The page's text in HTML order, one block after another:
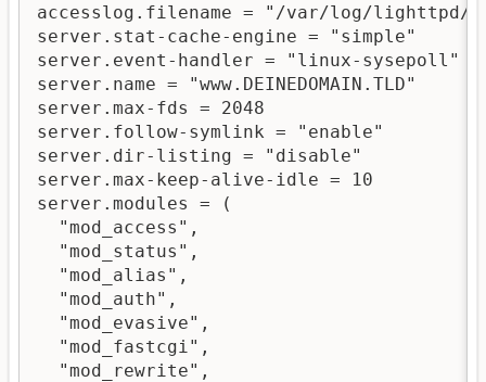
accesslog.filename = "/var/log/lighttpd/
server.stat-cache-engine = "simple"
server.event-handler = "linux-sysepoll"
server.name = "www.DEINEDOMAIN.TLD"
server.max-fds = 2048
server.follow-symlink = "enable"
server.dir-listing = "disable"
server.max-keep-alive-idle = 10
server.modules = (
  "mod_access",
  "mod_status",
  "mod_alias",
  "mod_auth",
  "mod_evasive",
  "mod_fastcgi",
  "mod_rewrite",